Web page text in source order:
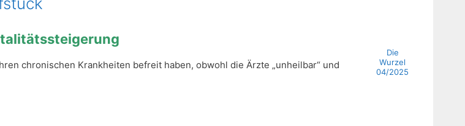
Die
Wurzel
04/2025
chronischen Krankheiten befreit haben, obwohl die Ärzte „unheilbar“ und